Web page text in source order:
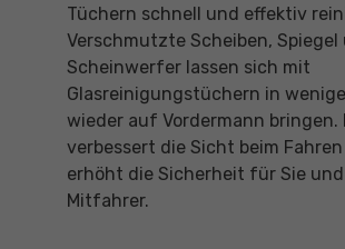
Tüchern schnell und effektiv
Verschmutzte Scheiben, Spiegel
Scheinwerfer lassen sich mit
Glasreinigungstüchern in
wieder auf Vordermann bringen.
verbessert die Sicht beim
erhöht die Sicherheit für Sie
Mitfahrer.